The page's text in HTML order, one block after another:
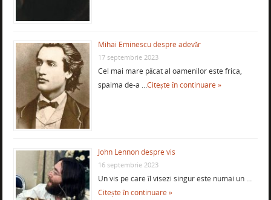
Mihai Eminescu despre adevăr
17 septembrie 2023
Cel mai mare păcat al oamenilor este frica,
spaima de-a …Citește în continuare »
John Lennon despre vis
16 septembrie 2023
Un vis pe care îl visezi singur este numai un …
Citește în continuare »